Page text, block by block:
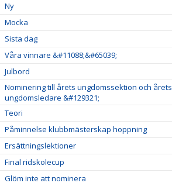
Ny
Mocka
Sista dag
Våra vinnare &#11088;&#65039;
Julbord
Nominering till årets ungdomssektion och årets
ungdomsledare &#129321;
Teori
Påminnelse klubbmästerskap hoppning
Ersättningslektioner
Final ridskolecup
Glöm inte att nominera